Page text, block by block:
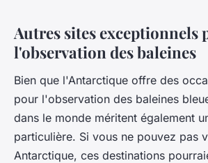
Autres sites exceptionnels
l'observation des baleines
Bien que l'Antarctique offre des
pour l'observation des baleines
dans le monde méritent également
particulière. Si vous ne pouvez pas
Antarctique, ces destinations